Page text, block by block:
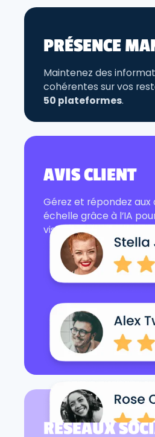
PRÉSENCE
Maintenez des
cohérentes sur vos
50 plateformes.
AVIS CLIENT
Gérez et répondez aux
échelle grâce à l’IA
visibilité en ligne.
RÉSEAUX